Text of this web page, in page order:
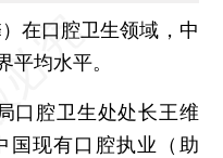
在口腔卫生领域，中
平均水平。
腔卫生处处长王维
国现有口腔执业（助